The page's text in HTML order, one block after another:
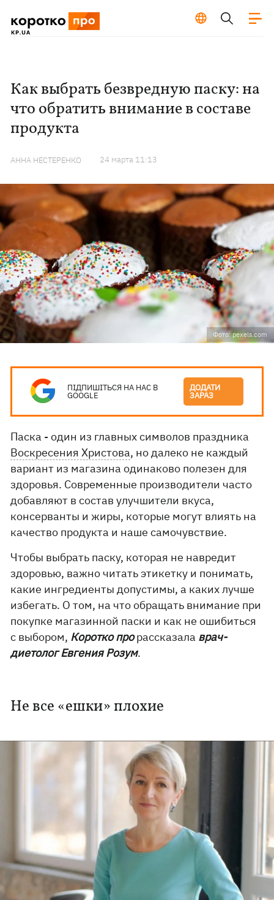
Как выбрать безвредную паску: на
что обратить внимание в составе
продукта
АННА НЕСТЕРЕНКО 24 марта 11:13
Фото: pexels.com
ПІДПИШІТЬСЯ НА НАС В
GOOGLE
ДОДАТИ
ЗАРАЗ
Паска - один из главных символов праздника
Воскресения Христова, но далеко не каждый
вариант из магазина одинаково полезен для
здоровья. Современные производители часто
добавляют в состав улучшители вкуса,
консерванты и жиры, которые могут влиять на
качество продукта и наше самочувствие.
Чтобы выбрать паску, которая не навредит
здоровью, важно читать этикетку и понимать,
какие ингредиенты допустимы, а каких лучше
избегать. О том, на что обращать внимание при
покупке магазинной паски и как не ошибиться
с выбором, Коротко прорассказала врач-
диетолог Евгения Розум.
Не все «ешки» плохие